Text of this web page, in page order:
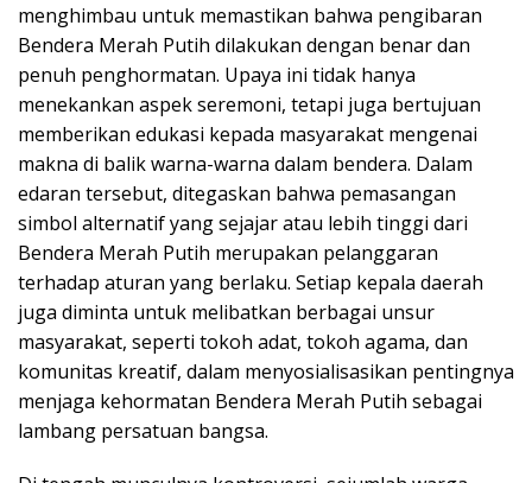
menghimbau untuk memastikan bahwa pengibaran
Bendera Merah Putih dilakukan dengan benar dan
penuh penghormatan. Upaya ini tidak hanya
menekankan aspek seremoni, tetapi juga bertujuan
memberikan edukasi kepada masyarakat mengenai
makna di balik warna-warna dalam bendera. Dalam
edaran tersebut, ditegaskan bahwa pemasangan
simbol alternatif yang sejajar atau lebih tinggi dari
Bendera Merah Putih merupakan pelanggaran
terhadap aturan yang berlaku. Setiap kepala daerah
juga diminta untuk melibatkan berbagai unsur
masyarakat, seperti tokoh adat, tokoh agama, dan
komunitas kreatif, dalam menyosialisasikan pentingnya
menjaga kehormatan Bendera Merah Putih sebagai
lambang persatuan bangsa.